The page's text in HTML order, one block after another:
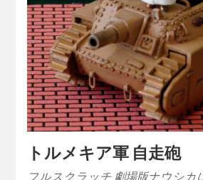
トルメキア軍 自走砲
フルスクラッチ 劇場版ナウシカ